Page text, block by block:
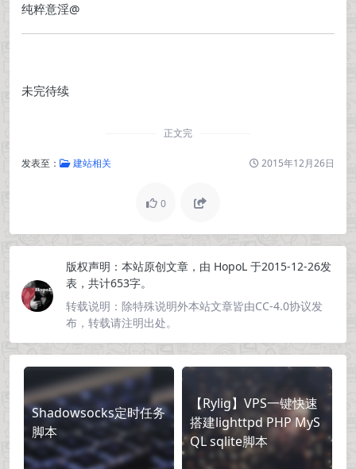
纯粹意淫@
未完待续
正文完
发表至： 建站相关 2015年12月26日
0
版权声明： 本站原创文章，由 HopoL 于2015-12-26发
表，共计653字。
转载说明： 除特殊说明外本站文章皆由CC-4.0协议发
布，转载请注明出处。
Shadowsocks定时任务
脚本
【Rylig】VPS一键快速
搭建lighttpd PHP MyS
QL sqlite脚本